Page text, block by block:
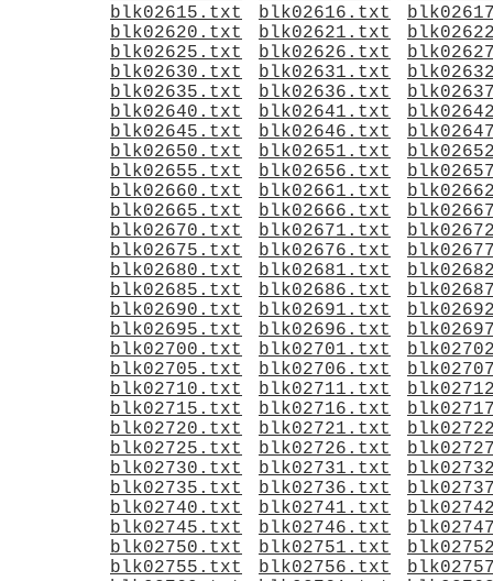
blk02615.txt
blk02616.txt
blk02620.txt
blk02621.txt
blk02625.txt
blk02626.txt
blk02630.txt
blk02631.txt
blk02635.txt
blk02636.txt
blk02640.txt
blk02641.txt
blk02645.txt
blk02646.txt
blk02650.txt
blk02651.txt
blk02655.txt
blk02656.txt
blk02660.txt
blk02661.txt
blk02665.txt
blk02666.txt
blk02670.txt
blk02671.txt
blk02675.txt
blk02676.txt
blk02680.txt
blk02681.txt
blk02685.txt
blk02686.txt
blk02690.txt
blk02691.txt
blk02695.txt
blk02696.txt
blk02700.txt
blk02701.txt
blk02705.txt
blk02706.txt
blk02710.txt
blk02711.txt
blk02715.txt
blk02716.txt
blk02720.txt
blk02721.txt
blk02725.txt
blk02726.txt
blk02730.txt
blk02731.txt
blk02735.txt
blk02736.txt
blk02740.txt
blk02741.txt
blk02745.txt
blk02746.txt
blk02750.txt
blk02751.txt
blk02755.txt
blk02756.txt